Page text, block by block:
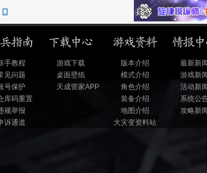
手教程
见问题
号保护
库码重置
规举报
诉通道
游戏下载
桌面壁纸
天成管家APP
版本介绍
模式介绍
角色介绍
装备介绍
地图介绍
大灾变资料站
最新新闻
游戏新闻
活动新闻
系统公
攻略新闻